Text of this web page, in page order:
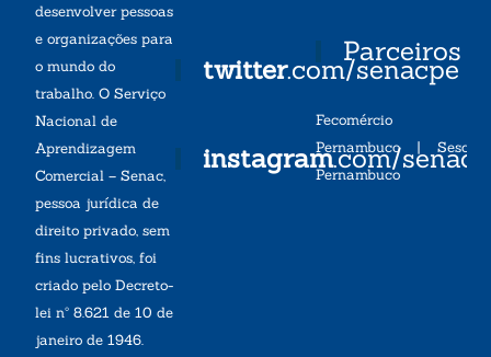
desenvolver pessoas
e organizações para
o mundo do
trabalho. O Serviço
Nacional de
Aprendizagem
Comercial – Senac,
pessoa jurídica de
direito privado, sem
fins lucrativos, foi
criado pelo Decreto-
lei nº 8.621 de 10 de
janeiro de 1946.
twitter.com/senacpe
instagram.com/
Parceiros
Fecomércio
Pernambuco| Sesc
Pernambuco